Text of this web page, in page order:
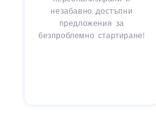
незабавно достъпни
предложения за
безпроблемно стартиране!